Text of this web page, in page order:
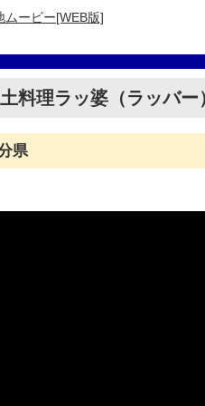
料理ラッ婆（ラッバー
県